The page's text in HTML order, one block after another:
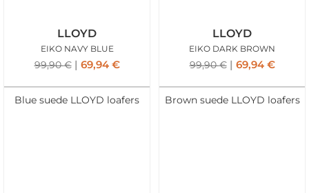
LLOYD
EIKO NAVY BLUE
99,90€ 69,94 €
Blue suede LLOYD loafers
LLOYD
EIKO DARK BROWN
99,90€ 69,94 €
Brown suede LLOYD loafers